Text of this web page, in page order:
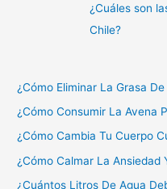
¿Cuáles son
Chile?
¿Cómo Eliminar La Grasa
¿Cómo Consumir La Avena
¿Cómo Cambia Tu Cuerpo
¿Cómo Calmar La Ansiedad
¿Cuántos Litros De Agua